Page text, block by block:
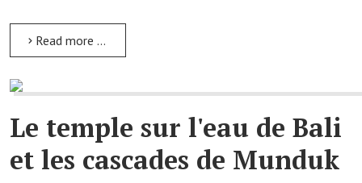
Read more …
Le temple sur l'eau de Bali
et les cascades de Munduk